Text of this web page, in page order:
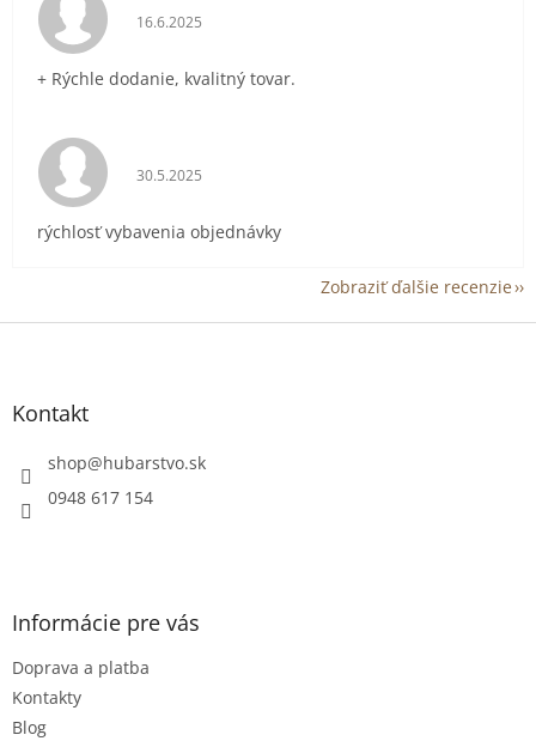
Hodnotenie obchodu je 5 z 5 hviezdičiek.
16.6.2025
+ Rýchle dodanie, kvalitný tovar.
Hodnotenie obchodu je 5 z 5 hviezdičiek.
30.5.2025
rýchlosť vybavenia objednávky
Zobraziť ďalšie recenzie
Z
Kontakt
shop@hubarstvo.sk
0948 617 154
Informácie pre vás
Doprava a platba
Kontakty
Blog